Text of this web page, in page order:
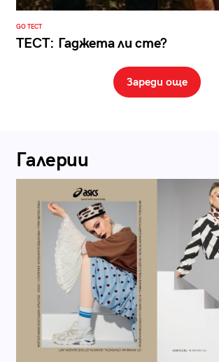
GO ТЕСТ
ТЕСТ: Гаджета ли сте?
Зареди още
Галерии